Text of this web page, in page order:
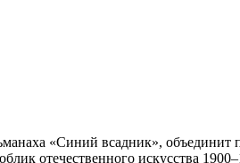
«Синий всадник»,
отечественного искусства